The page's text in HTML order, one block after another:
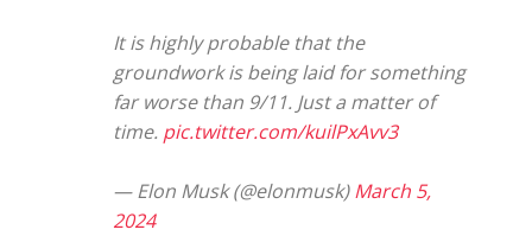
It is highly probable that the
groundwork is being laid for something
far worse than 9/11. Just a matter of
time. pic.twitter.com/kuilPxAvv3
— Elon Musk (@elonmusk)March 5,
2024